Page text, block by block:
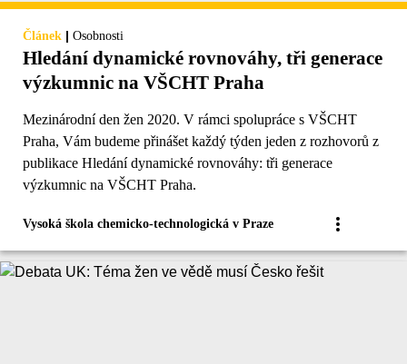
Článek | Osobnosti
Hledání dynamické rovnováhy, tři generace
výzkumnic na VŠCHT Praha
Mezinárodní den žen 2020. V rámci spolupráce s VŠCHT
Praha, Vám budeme přinášet každý týden jeden z rozhovorů z
publikace Hledání dynamické rovnováhy: tři generace
výzkumnic na VŠCHT Praha.
Vysoká škola chemicko-technologická v Praze